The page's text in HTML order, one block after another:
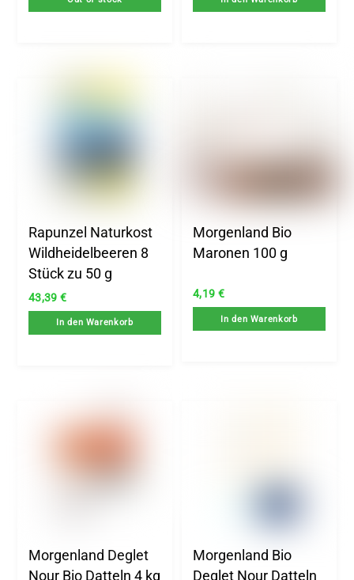
Rapunzel Naturkost
Wildheidelbeeren 8
Stück zu 50 g
43,39 €
In den Warenkorb
Morgenland Bio
Maronen 100 g
4,19 €
In den Warenkorb
Morgenland Deglet
Nour Bio Datteln 4 kg
Morgenland Bio
Deglet Nour Datteln